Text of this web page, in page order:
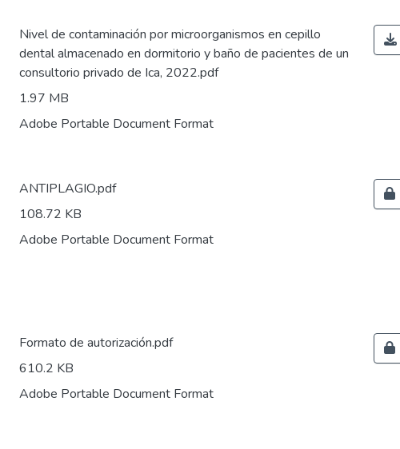
Nivel de contaminación por microorganismos en cepillo
dental almacenado en dormitorio y baño de pacientes de un
consultorio privado de Ica, 2022.pdf
1.97 MB
Adobe Portable Document Format
ANTIPLAGIO.pdf
108.72 KB
Adobe Portable Document Format
Formato de autorización.pdf
610.2 KB
Adobe Portable Document Format